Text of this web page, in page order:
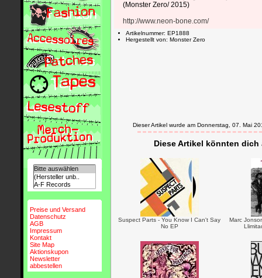
Preise und Versand
Datenschutz
AGB
Impressum
Kontakt
Site Map
Aktionskupon
Newsletter
abbestellen
(Monster Zero/ 2015)
http://www.neon-bone.com/
Artikelnummer: EP1888
Hergestellt von: Monster Zero
Dieser Artikel wurde am Donnerstag, 07. Mai
Diese Artikel könnten
Suspect Parts - You Know I Can't Say
No EP
Marc